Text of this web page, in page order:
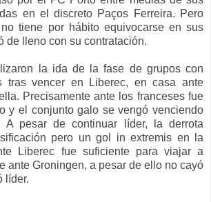
en el discreto Paços Ferreira. Pero
tiene por hábito equivocarse en sus
de lleno con su contratación.
la ida de la fase de grupos con
tras vencer en Liberec, en casa ante
Precisamente ante los franceses fue
y el conjunto galo se vengó venciendo
A pesar de continuar líder, la derrota
pero un gol in extremis en la
Liberec fue suficiente para viajar a
ante Groningen, a pesar de ello no cayó
líder.